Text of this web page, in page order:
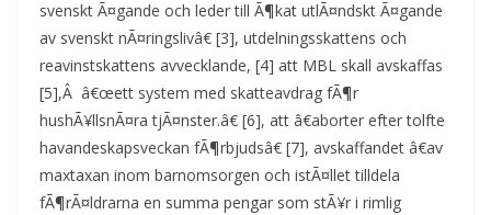
svenskt Ã¤gande och leder till Ã¶kat utlÃ¤ndskt Ã¤gande
av svenskt nÃ¤ringslivâ€ [3], utdelningsskattens och
reavinstskattens avvecklande, [4] att MBL skall avskaffas
[5],Â â€œett system med skatteavdrag fÃ¶r
hushÃ¥llsnÃ¤ra tjÃ¤nster.â€ [6], att â€aborter efter tolfte
havandeskapsveckan fÃ¶rbjudsâ€ [7], avskaffandet â€av
maxtaxan inom barnomsorgen och istÃ¤llet tilldela
fÃ¶rÃ¤ldrarna en summa pengar som stÃ¥r i rimlig